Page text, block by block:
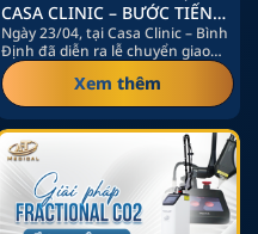
CASA CLINIC – BƯỚC TIẾN
MỚI TRONG CÔNG NGHỆ
ĐIỀU TRỊ DA
Ngày 23/04, tại Casa Clinic – Bình
Định đã diễn ra lễ chuyển giao
chính thức thiết…
Xem thêm